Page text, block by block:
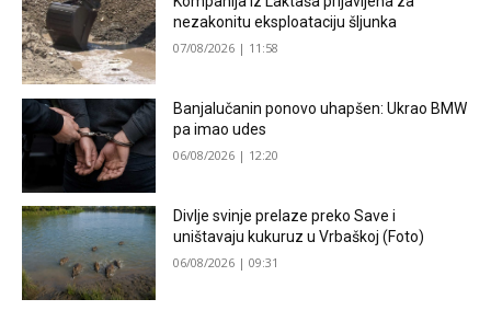
nezakonitu eksploataciju šljunka
07/08/2026 | 11:58
Banjalučanin ponovo uhapšen: Ukrao BMW
pa imao udes
06/08/2026 | 12:20
Divlje svinje prelaze preko Save i
uništavaju kukuruz u Vrbaškoj (Foto)
06/08/2026 | 09:31